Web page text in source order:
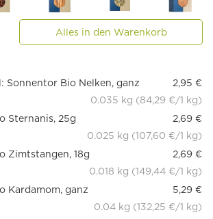
Alles in den Warenkorb
Sonnentor Bio Nelken, ganz
2,95 €
0.035 kg (84,29 €/1 kg)
Sternanis, 25g
2,69 €
0.025 kg (107,60 €/1 kg)
Zimtstangen, 18g
2,69 €
0.018 kg (149,44 €/1 kg)
Kardamom, ganz
5,29 €
0.04 kg (132,25 €/1 kg)